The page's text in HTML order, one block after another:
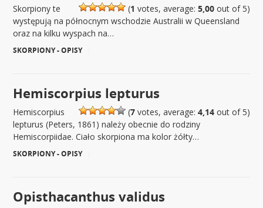
(1 votes, average: 5,00out of 5)
Skorpiony te
występują na północnym wschodzie Australii w Queensland
oraz na kilku wyspach na…
SKORPIONY - OPISY
Hemiscorpius lepturus
(7votes, average: 4,14out of 5)
Hemiscorpius
lepturus (Peters, 1861) należy obecnie do rodziny
Hemiscorpiidae. Ciało skorpiona ma kolor żółty…
SKORPIONY - OPISY
Opisthacanthus validus